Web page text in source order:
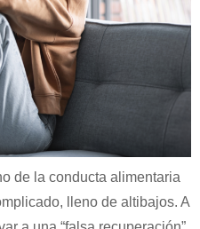
de la conducta alimentaria
lleno de altibajos. A